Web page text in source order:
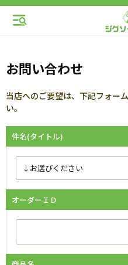
お問い合わせ
当店へのご要望は、下記フォー
い。
件名(タイトル)
オーダーＩＤ